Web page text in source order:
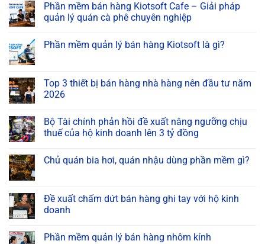
Phần mềm bán hàng Kiotsoft Cafe – Giải pháp
quản lý quán cà phê chuyên nghiệp
Phần mềm quản lý bán hàng Kiotsoft là gì?
Top 3 thiết bị bán hàng nhà hàng nên đầu tư năm
2026
Bộ Tài chính phản hồi đề xuất nâng ngưỡng chịu
thuế của hộ kinh doanh lên 3 tỷ đồng
Chủ quán bia hơi, quán nhậu dùng phần mềm gì?
Đề xuất chấm dứt bán hàng ghi tay với hộ kinh
doanh
Phần mềm quản lý bán hàng nhôm kính